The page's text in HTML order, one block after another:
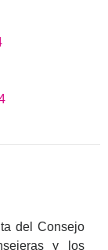
del Consejo
y los